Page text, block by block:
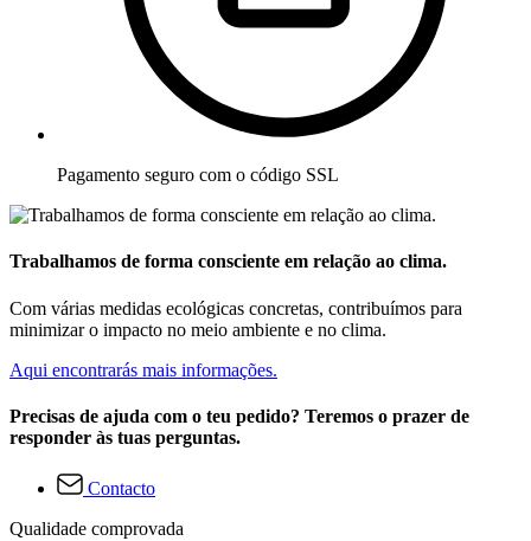
Pagamento seguro com o código SSL
Trabalhamos de forma consciente em relação ao clima.
Com várias medidas ecológicas concretas, contribuímos para
minimizar o impacto no meio ambiente e no clima.
Aqui encontrarás mais informações.
Precisas de ajuda com o teu pedido? Teremos o prazer de
responder às tuas perguntas.
Contacto
Qualidade comprovada